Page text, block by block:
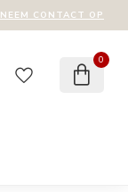
NEEM CONTACT OP
0